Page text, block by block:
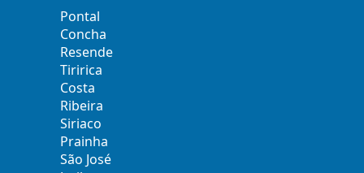
Pontal
Concha
Resende
Tiririca
Costa
Ribeira
Siriaco
Prainha
São José